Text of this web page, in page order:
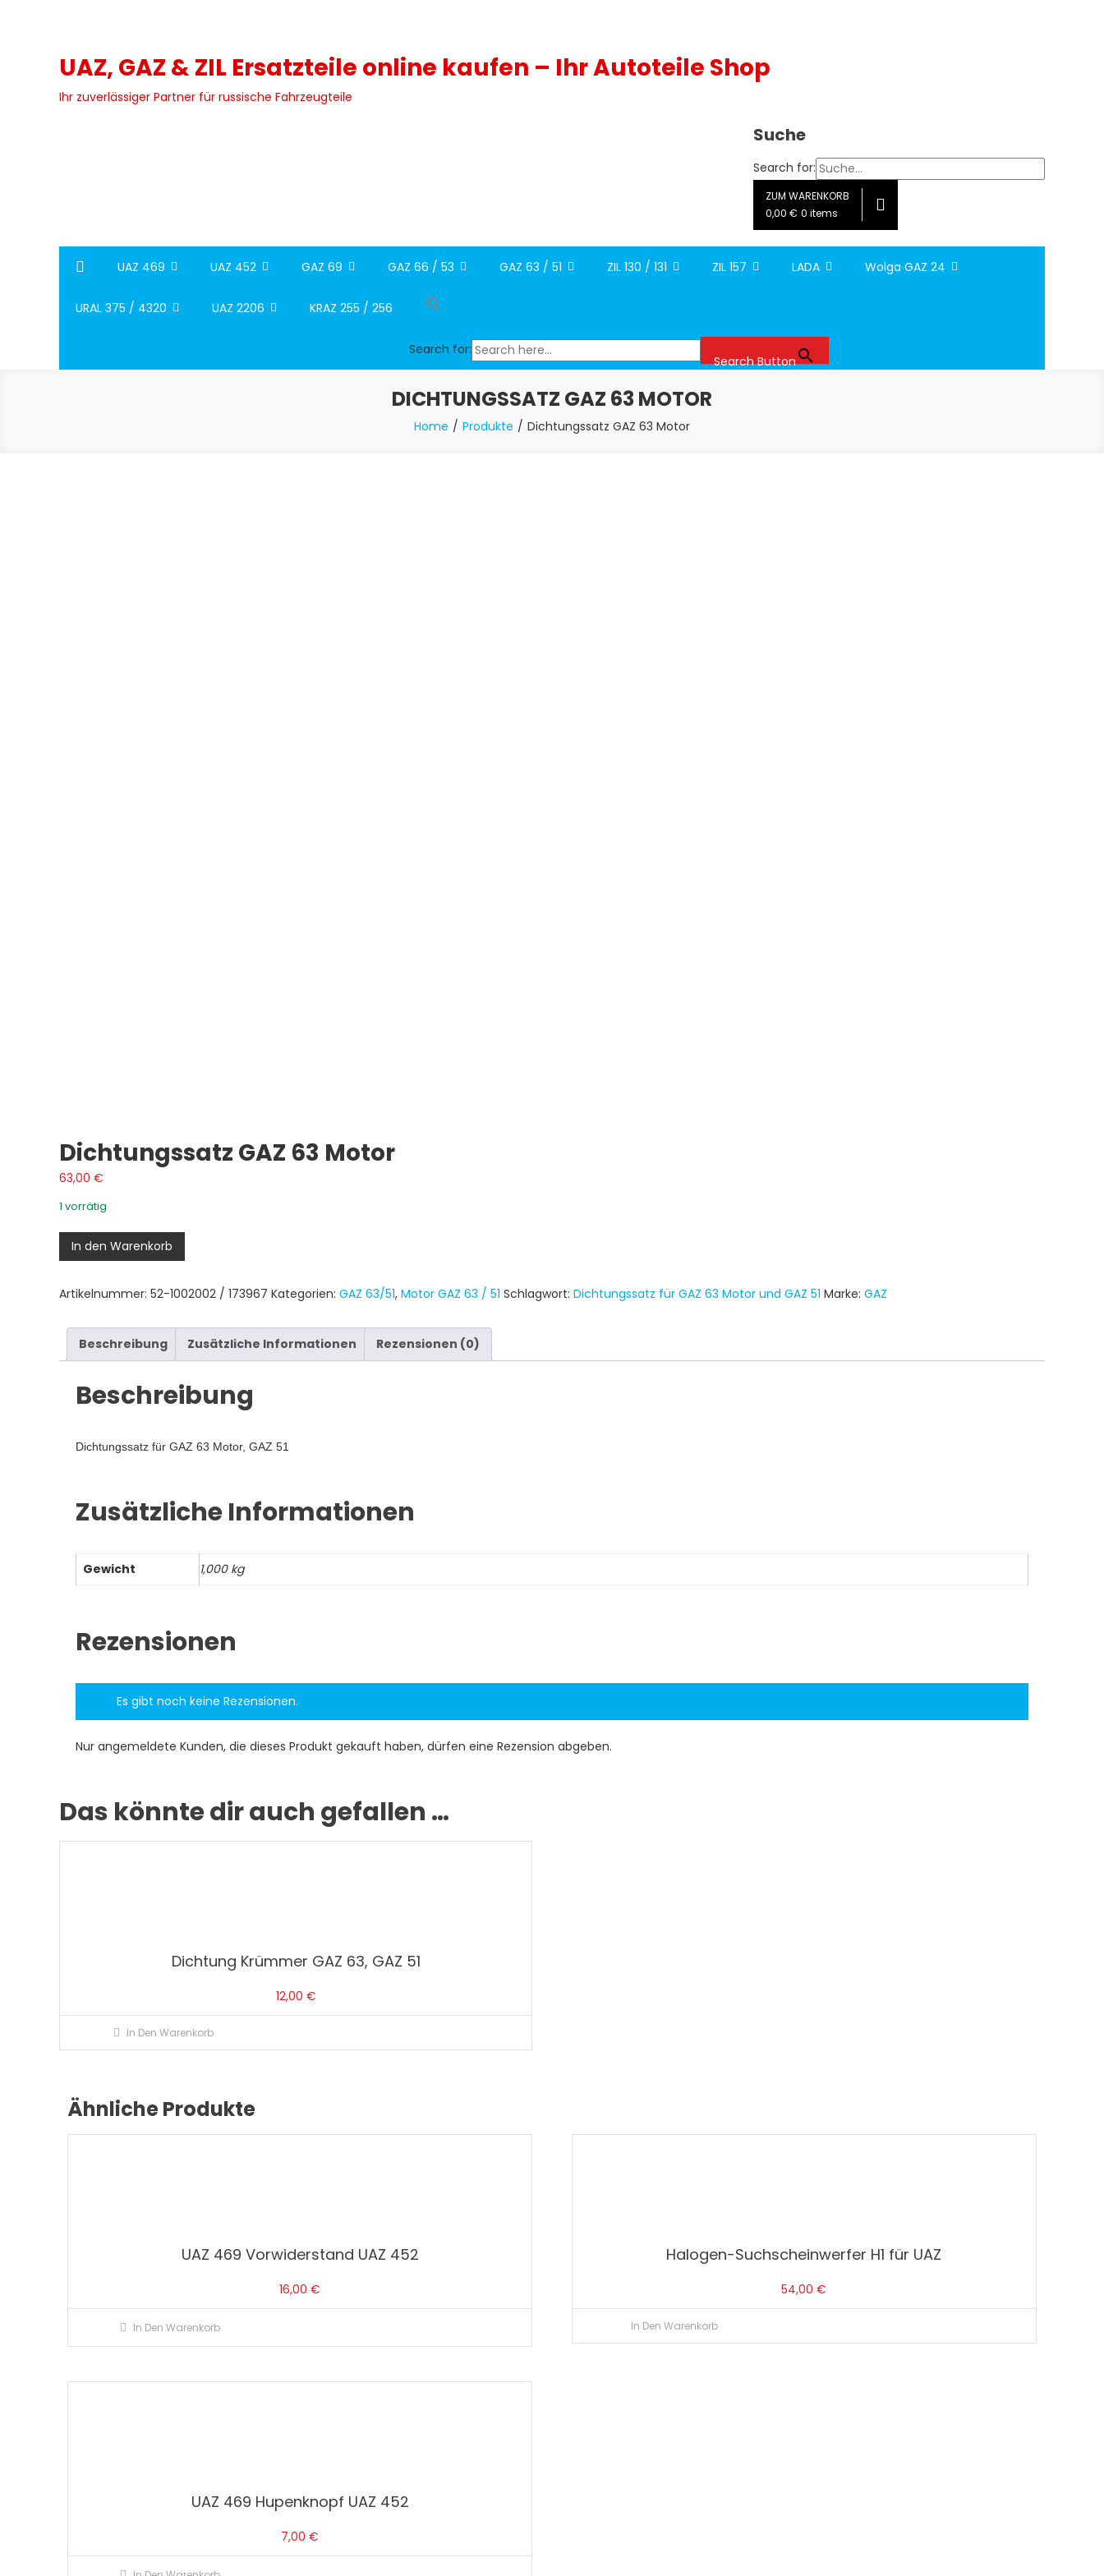
UAZ, GAZ & ZIL Ersatzteile online kaufen – Ihr Autoteile Shop
Ihr zuverlässiger Partner für russische Fahrzeugteile
Suche
Search for:
ZUM WARENKORB
0,00 € 0 items
UAZ 469 UAZ 452 GAZ 69 GAZ 66 / 53 GAZ 63 / 51 ZIL 130 / 131 ZIL 157 LADA Wolga GAZ 24
URAL 375 / 4320 UAZ 2206 KRAZ 255 / 256
Search for:
Search Button
DICHTUNGSSATZ GAZ 63 MOTOR
Home Produkte Dichtungssatz GAZ 63 Motor
Dichtungssatz GAZ 63 Motor
63,00 €
1 vorrätig
Dichtungssatz
GAZ
Motor
In den Warenkorb
Artikelnummer: 52-1002002 / 173967 Kategorien: GAZ 63/51, Motor GAZ 63 / 51 Schlagwort: Dichtungssatz für GAZ 63 Motor und GAZ 51 Marke: GAZ
Beschreibung Zusätzliche Informationen Rezensionen (0)
Beschreibung
Dichtungssatz für GAZ 63 Motor, GAZ 51
Zusätzliche Informationen
Gewicht 1,000 kg
Rezensionen
Es gibt noch keine Rezensionen.
Nur angemeldete Kunden, die dieses Produkt gekauft haben, dürfen eine Rezension abgeben.
Das könnte dir auch gefallen …
Dichtung Krümmer GAZ 63, GAZ 51
12,00 €
In Den Warenkorb
Ähnliche Produkte
UAZ 469 Vorwiderstand UAZ 452
16,00€
In Den Warenkorb
Halogen-Suchscheinwerfer H1 für UAZ
54,00€
In Den Warenkorb
UAZ 469 Hupenknopf UAZ 452
7,00€